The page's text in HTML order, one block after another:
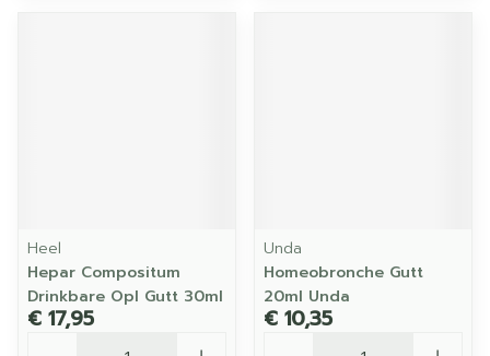
Heel
Hepar Compositum
Drinkbare Opl Gutt 30ml
€ 17,95
Unda
Homeobronche Gutt
20ml Unda
€ 10,35